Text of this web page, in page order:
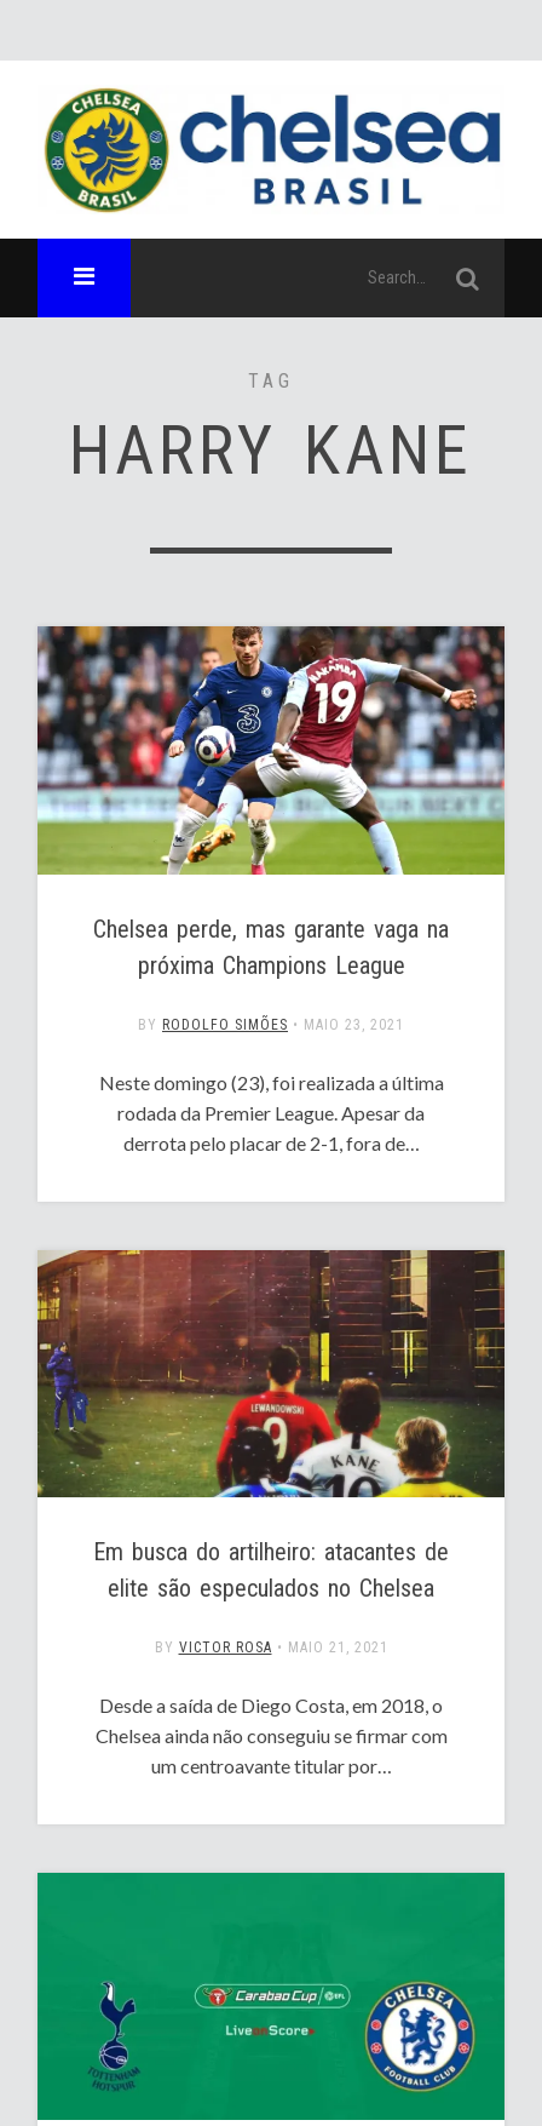
TAG
HARRY KANE
Chelsea perde, mas garante vaga na
próxima Champions League
BY RODOLFO SIMÕES • MAIO 23, 2021
Neste domingo (23), foi realizada a última
rodada da Premier League. Apesar da
derrota pelo placar de 2-1, fora de…
Em busca do artilheiro: atacantes de
elite são especulados no Chelsea
BY VICTOR ROSA • MAIO 21, 2021
Desde a saída de Diego Costa, em 2018, o
Chelsea ainda não conseguiu se firmar com
um centroavante titular por…